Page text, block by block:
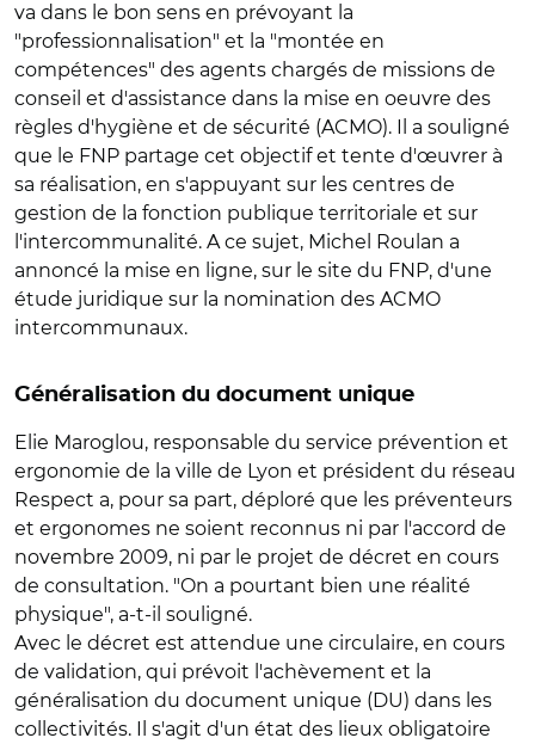
va dans le bon sens en prévoyant la
"professionnalisation" et la "montée en
compétences" des agents chargés de missions de
conseil et d'assistance dans la mise en oeuvre des
règles d'hygiène et de sécurité (ACMO). Il a souligné
que le FNP partage cet objectif et tente d'œuvrer à
sa réalisation, en s'appuyant sur les centres de
gestion de la fonction publique territoriale et sur
l'intercommunalité. A ce sujet, Michel Roulan a
annoncé la mise en ligne, sur le site du FNP, d'une
étude juridique sur la nomination des ACMO
intercommunaux.
Généralisation du document unique
Elie Maroglou, responsable du service prévention et
ergonomie de la ville de Lyon et président du réseau
Respect a, pour sa part, déploré que les préventeurs
et ergonomes ne soient reconnus ni par l'accord de
novembre 2009, ni par le projet de décret en cours
de consultation. "On a pourtant bien une réalité
physique", a-t-il souligné.
Avec le décret est attendue une circulaire, en cours
de validation, qui prévoit l'achèvement et la
généralisation du document unique (DU) dans les
collectivités. Il s'agit d'un état des lieux obligatoire